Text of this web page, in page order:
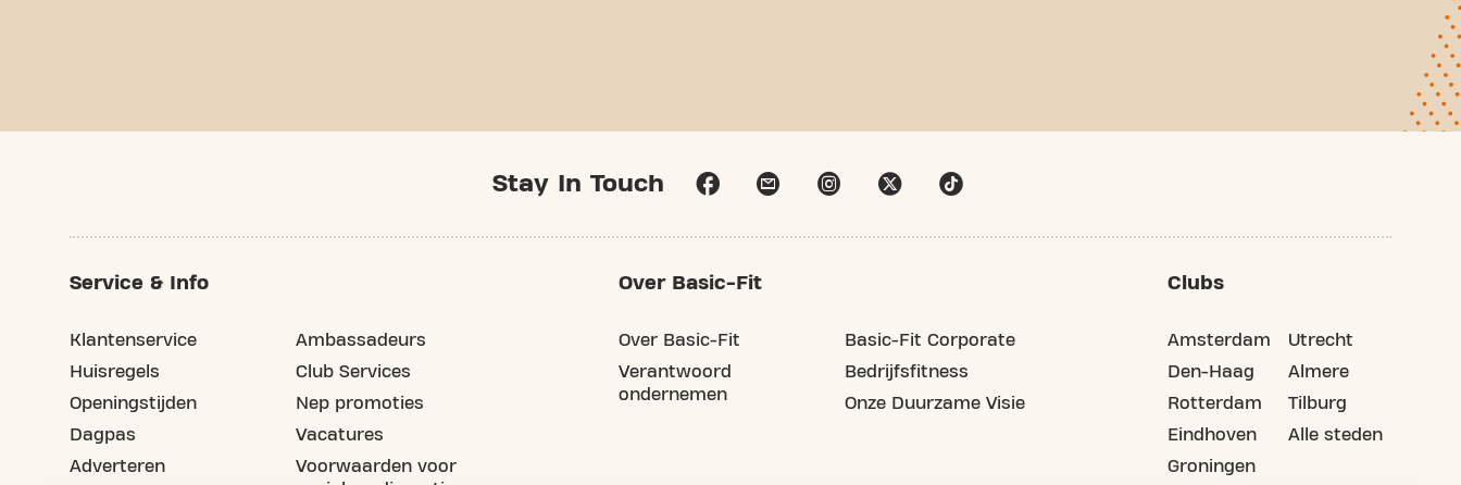
Stay In Touch
Service & Info
Klantenservice
Huisregels
Openingstijden
Dagpas
Adverteren
Ambassadeurs
Club Services
Nep promoties
Vacatures
Voorwaarden voor
Over Basic-Fit
Over Basic-Fit
Verantwoord
ondernemen
Basic-Fit Corporate
Bedrijfsfitness
Onze Duurzame Visie
Clubs
Amsterdam
Den-Haag
Rotterdam
Eindhoven
Groningen
Utrecht
Almere
Tilburg
Alle steden